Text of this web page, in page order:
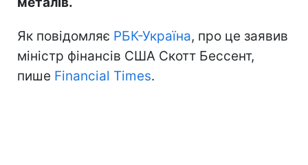
Як повідомляє РБК-Україна, про це заявив
міністр фінансів США Скотт Бессент,
пише Financial Times.